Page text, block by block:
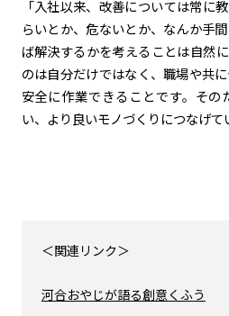
「入社以来、改善については常に
らいとか、危ないとか、なんか手
ば解決するかを考えることは自然
のは自分だけではなく、職場や共
安全に作業できることです。そ
い、より良いモノづくりにつなげて
＜関連リンク＞
河合おやじが語る創意くふう